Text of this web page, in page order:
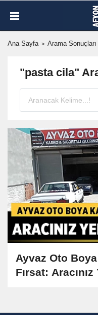
Ana Sayfa Arama Sonuçları
"pasta cila"
Ayvaz Oto
Fırsat: